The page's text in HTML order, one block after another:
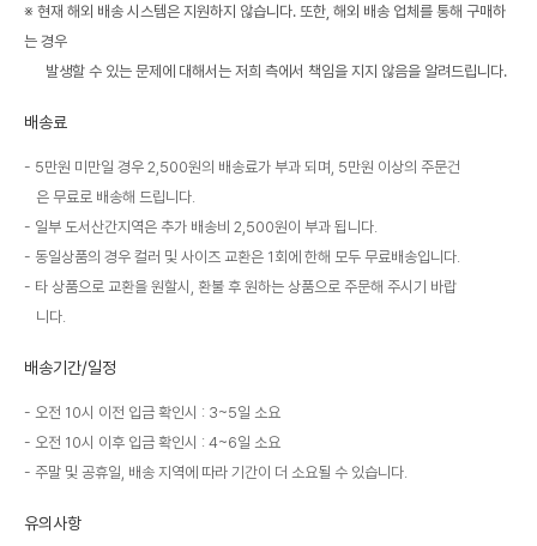
※ 현재 해외 배송 시스템은 지원하지 않습니다. 또한, 해외 배송 업체를 통해 구매하
는 경우
발생할 수 있는 문제에 대해서는 저희 측에서 책임을 지지 않음을 알려드립니다.
배송료
5만원 미만일 경우 2,500원의 배송료가 부과 되며, 5만원 이상의 주문건
은 무료로 배송해 드립니다.
일부 도서산간지역은 추가 배송비 2,500원이 부과 됩니다.
동일상품의 경우 컬러 및 사이즈 교환은 1회에 한해 모두 무료배송입니다.
타 상품으로 교환을 원할시, 환불 후 원하는 상품으로 주문해 주시기 바랍
니다.
배송기간/일정
오전 10시 이전 입금 확인시 : 3~5일 소요
오전 10시 이후 입금 확인시 : 4~6일 소요
주말 및 공휴일, 배송 지역에 따라 기간이 더 소요될 수 있습니다.
유의사항